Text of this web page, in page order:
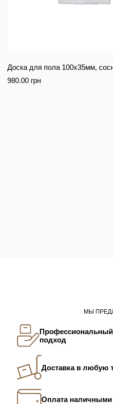
Доска для пола 100х35мм,
980.00 грн
МЫ
подход
Доставка в любую
Оплата